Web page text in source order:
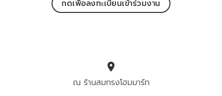
กดเพื่อลงทะเบียนเข้าร่วมงาน
location_on
ณ ร้านสมทรงโฮมมาร์ท